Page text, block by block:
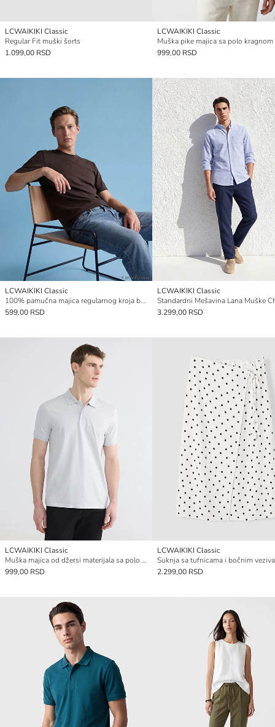
LCWAIKIKI Classic
Regular Fit muški šorts
1.099,00 RSD
LCWAIKIKI Classic
Muška pike majica sa polo kragnom
999,00 RSD
LCWAIKIKI Classic
100% pamučna majica regularnog kroja basic
599,00 RSD
LCWAIKIKI Classic
3.299,00 RSD
LCWAIKIKI Classic
Muška majica od džersi materijala sa polo kragnom
999,00 RSD
LCWAIKIKI Classic
Suknja sa tufnicama i bočnim
2.299,00 RSD